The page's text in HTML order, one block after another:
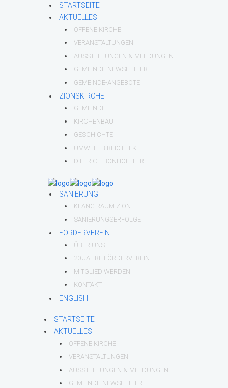
STARTSEITE
AKTUELLES
OFFENE KIRCHE
VERANSTALTUNGEN
AUSSTELLUNGEN & MELDUNGEN
GEMEINDE-NEWSLETTER
GEMEINDE-ANGEBOTE
ZIONSKIRCHE
GEMEINDE
KIRCHENBAU
GESCHICHTE
UMWELT-BIBLIOTHEK
DIETRICH BONHOEFFER
SANIERUNG
KLANG RAUM ZION
SANIERUNGSERFOLGE
FÖRDERVEREIN
ÜBER UNS
20 JAHRE FÖRDERVEREIN
MITGLIED WERDEN
KONTAKT
ENGLISH
STARTSEITE
AKTUELLES
OFFENE KIRCHE
VERANSTALTUNGEN
AUSSTELLUNGEN & MELDUNGEN
GEMEINDE-NEWSLETTER